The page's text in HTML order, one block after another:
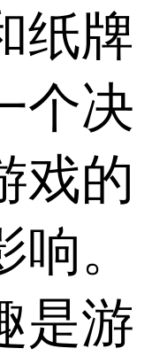
纸牌
个决
戏的
。
是游